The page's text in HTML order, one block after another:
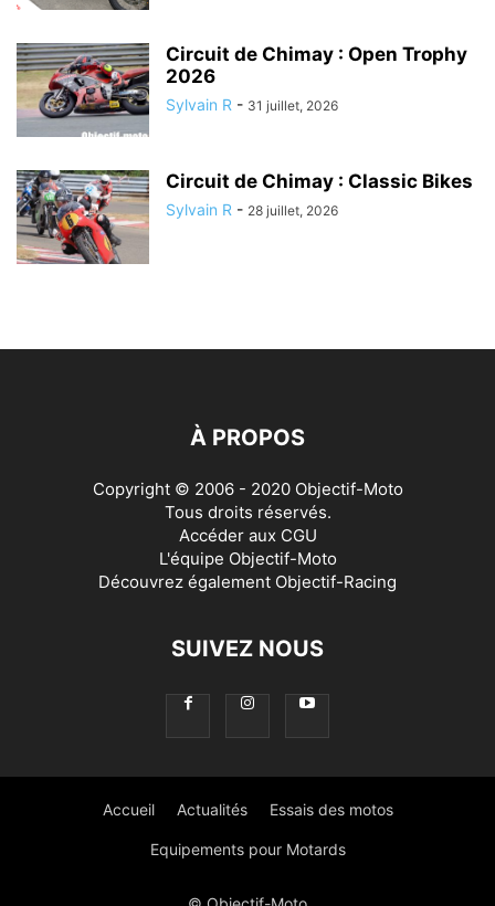
Circuit de Chimay : Open Trophy
2026
Sylvain R - 31 juillet, 2026
Circuit de Chimay : Classic Bikes
Sylvain R - 28 juillet, 2026
À PROPOS
Copyright © 2006 - 2020 Objectif-Moto
Tous droits réservés.
Accéder aux CGU
L'équipe Objectif-Moto
Découvrez également Objectif-Racing
SUIVEZ NOUS
Accueil Actualités Essais des motos
Equipements pour Motards